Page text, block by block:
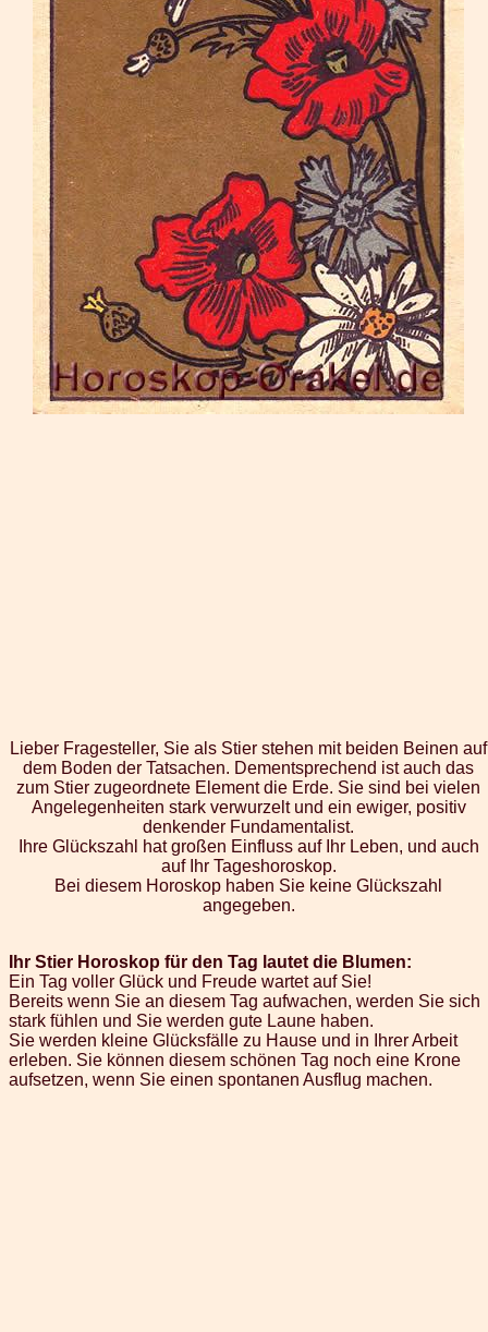
Lieber Fragesteller, Sie als Stier stehen mit beiden Beinen auf
dem Boden der Tatsachen. Dementsprechend ist auch das
zum Stier zugeordnete Element die Erde. Sie sind bei vielen
Angelegenheiten stark verwurzelt und ein ewiger, positiv
denkender Fundamentalist.
Ihre Glückszahl hat großen Einfluss auf Ihr Leben, und auch
auf Ihr Tageshoroskop.
Bei diesem Horoskop haben Sie keine Glückszahl
angegeben.
Ihr Stier Horoskop für den Tag lautet die Blumen:
Ein Tag voller Glück und Freude wartet auf Sie!
Bereits wenn Sie an diesem Tag aufwachen, werden Sie sich
stark fühlen und Sie werden gute Laune haben.
Sie werden kleine Glücksfälle zu Hause und in Ihrer Arbeit
erleben. Sie können diesem schönen Tag noch eine Krone
aufsetzen, wenn Sie einen spontanen Ausflug machen.